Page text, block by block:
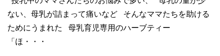
ない、母乳が詰まって痛いなど そんなママたちを助ける
ためにうまれた 母乳育児専用のハーブティー
「ほ・・・